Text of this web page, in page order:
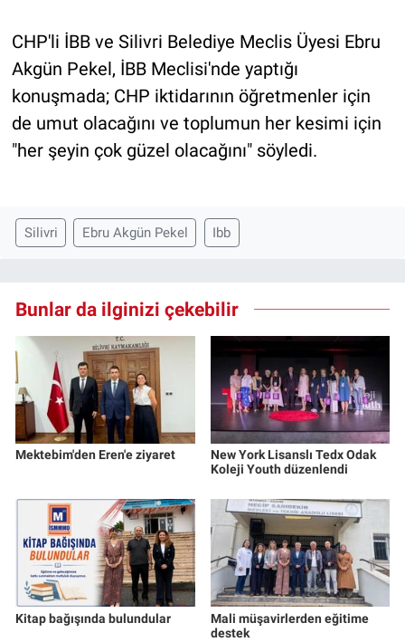
CHP'li İBB ve Silivri Belediye Meclis Üyesi Ebru
Akgün Pekel, İBB Meclisi'nde yaptığı
konuşmada; CHP iktidarının öğretmenler için
de umut olacağını ve toplumun her kesimi için
"her şeyin çok güzel olacağını" söyledi.
Silivri Ebru Akgün Pekel Ibb
Bunlar da ilginizi çekebilir
Mektebim'den Eren'e ziyaret
New York Lisanslı Tedx Odak
Koleji Youth düzenlendi
Kitap bağışında bulundular
Mali müşavirlerden eğitime
destek